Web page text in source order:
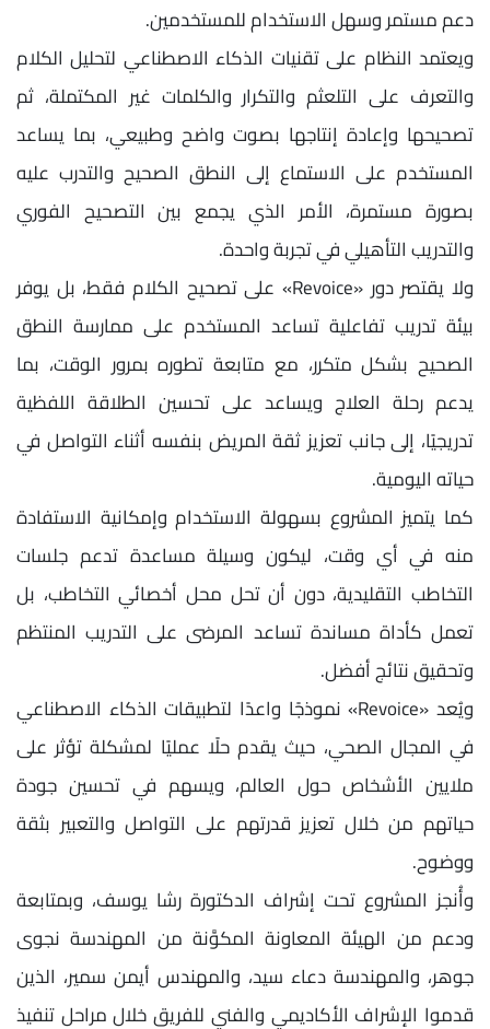
دعم مستمر وسهل الاستخدام للمستخدمين.
ويعتمد النظام على تقنيات الذكاء الاصطناعي لتحليل الكلام
والتعرف على التلعثم والتكرار والكلمات غير المكتملة، ثم
تصحيحها وإعادة إنتاجها بصوت واضح وطبيعي، بما يساعد
المستخدم على الاستماع إلى النطق الصحيح والتدرب عليه
بصورة مستمرة، الأمر الذي يجمع بين التصحيح الفوري
والتدريب التأهيلي في تجربة واحدة.
ولا يقتصر دور «Revoice» على تصحيح الكلام فقط، بل يوفر
بيئة تدريب تفاعلية تساعد المستخدم على ممارسة النطق
الصحيح بشكل متكرر، مع متابعة تطوره بمرور الوقت، بما
يدعم رحلة العلاج ويساعد على تحسين الطلاقة اللفظية
تدريجيًا، إلى جانب تعزيز ثقة المريض بنفسه أثناء التواصل في
حياته اليومية.
كما يتميز المشروع بسهولة الاستخدام وإمكانية الاستفادة
منه في أي وقت، ليكون وسيلة مساعدة تدعم جلسات
التخاطب التقليدية، دون أن تحل محل أخصائي التخاطب، بل
تعمل كأداة مساندة تساعد المرضى على التدريب المنتظم
وتحقيق نتائج أفضل.
ويُعد «Revoice» نموذجًا واعدًا لتطبيقات الذكاء الاصطناعي
في المجال الصحي، حيث يقدم حلًا عمليًا لمشكلة تؤثر على
ملايين الأشخاص حول العالم، ويسهم في تحسين جودة
حياتهم من خلال تعزيز قدرتهم على التواصل والتعبير بثقة
ووضوح.
وأُنجز المشروع تحت إشراف الدكتورة رشا يوسف، وبمتابعة
ودعم من الهيئة المعاونة المكوَّنة من المهندسة نجوى
جوهر، والمهندسة دعاء سيد، والمهندس أيمن سمير، الذين
قدموا الإشراف الأكاديمي والفني للفريق خلال مراحل تنفيذ